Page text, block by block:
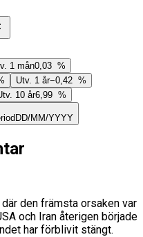
1 mån0,03 %
Utv. 1 år−0,42 %
10 år6,99 %
DD/MM/YYYY
den främsta orsaken var
och Iran återigen började
har förblivit stängt.